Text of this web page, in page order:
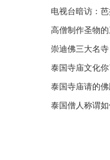
四面神前三高僧
电视台暗访：
牌高于常价100
高僧制作圣物
崇迪佛三大名寺
泰国寺庙文化你
泰国寺庙请的
泰国僧人称谓如